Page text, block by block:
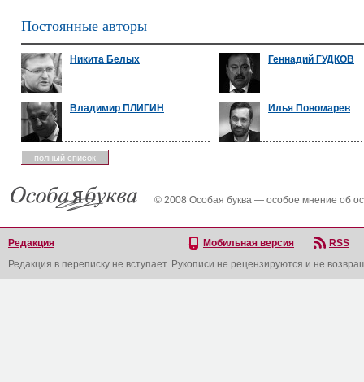
Постоянные авторы
Никита Белых Геннадий ГУДКОВ
Владимир ПЛИГИН Илья Пономарев
полный список
© 2008 Особая буква — особое мнение об
Редакция Мобильная версия
RSS
Редакция в переписку не вступает. Рукописи не рецензируются и не